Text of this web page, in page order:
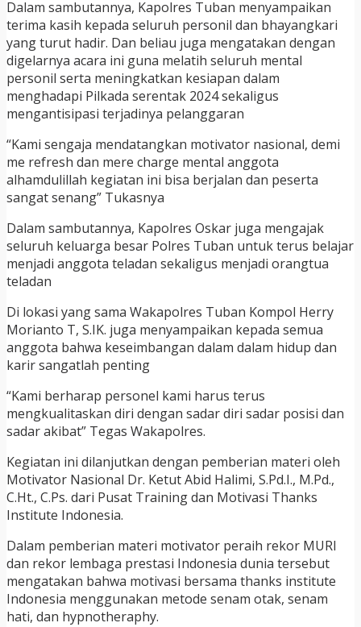
Dalam sambutannya, Kapolres Tuban menyampaikan
terima kasih kepada seluruh personil dan bhayangkari
yang turut hadir. Dan beliau juga mengatakan dengan
digelarnya acara ini guna melatih seluruh mental
personil serta meningkatkan kesiapan dalam
menghadapi Pilkada serentak 2024 sekaligus
mengantisipasi terjadinya pelanggaran
“Kami sengaja mendatangkan motivator nasional, demi
me refresh dan mere charge mental anggota
alhamdulillah kegiatan ini bisa berjalan dan peserta
sangat senang” Tukasnya
Dalam sambutannya, Kapolres Oskar juga mengajak
seluruh keluarga besar Polres Tuban untuk terus belajar
menjadi anggota teladan sekaligus menjadi orangtua
teladan
Di lokasi yang sama Wakapolres Tuban Kompol Herry
Morianto T, S.IK. juga menyampaikan kepada semua
anggota bahwa keseimbangan dalam dalam hidup dan
karir sangatlah penting
“Kami berharap personel kami harus terus
mengkualitaskan diri dengan sadar diri sadar posisi dan
sadar akibat” Tegas Wakapolres.
Kegiatan ini dilanjutkan dengan pemberian materi oleh
Motivator Nasional Dr. Ketut Abid Halimi, S.Pd.I., M.Pd.,
C.Ht., C.Ps. dari Pusat Training dan Motivasi Thanks
Institute Indonesia.
Dalam pemberian materi motivator peraih rekor MURI
dan rekor lembaga prestasi Indonesia dunia tersebut
mengatakan bahwa motivasi bersama thanks institute
Indonesia menggunakan metode senam otak, senam
hati, dan hypnotheraphy.